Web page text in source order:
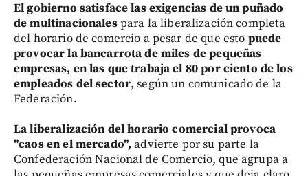
El gobierno satisface las exigencias de un puñado
de multinacionalespara la liberalización completa
del horario de comercio a pesar de que esto puede
provocar la bancarrota de miles de pequeñas
empresas, en las que trabaja el 80 por ciento de los
empleados del sector, según un comunicado de la
Federación.
La liberalización del horario comercial provoca
"caos en el mercado", advierte por su parte la
Confederación Nacional de Comercio, que agrupa a